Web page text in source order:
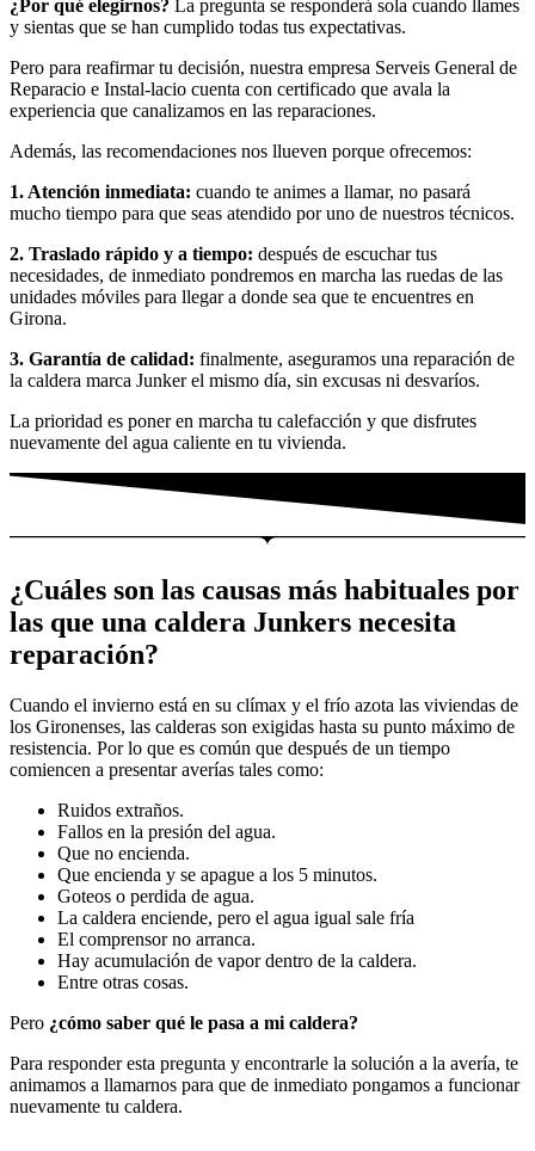
¿Por qué elegirnos? La pregunta se responderá sola cuando llames
y sientas que se han cumplido todas tus expectativas.
Pero para reafirmar tu decisión, nuestra empresa Serveis General de
Reparacio e Instal-lacio cuenta con certificado que avala la
experiencia que canalizamos en las reparaciones.
Además, las recomendaciones nos llueven porque ofrecemos:
1. Atención inmediata: cuando te animes a llamar, no pasará
mucho tiempo para que seas atendido por uno de nuestros técnicos.
2. Traslado rápido y a tiempo: después de escuchar tus
necesidades, de inmediato pondremos en marcha las ruedas de las
unidades móviles para llegar a donde sea que te encuentres en
Girona.
3. Garantía de calidad: finalmente, aseguramos una reparación de
la caldera marca Junker el mismo día, sin excusas ni desvaríos.
La prioridad es poner en marcha tu calefacción y que disfrutes
nuevamente del agua caliente en tu vivienda.
¿Cuáles son las causas más habituales por
las que una caldera Junkers necesita
reparación?
Cuando el invierno está en su clímax y el frío azota las viviendas de
los Gironenses, las calderas son exigidas hasta su punto máximo de
resistencia. Por lo que es común que después de un tiempo
comiencen a presentar averías tales como:
Ruidos extraños.
Fallos en la presión del agua.
Que no encienda.
Que encienda y se apague a los 5 minutos.
Goteos o perdida de agua.
La caldera enciende, pero el agua igual sale fría
El comprensor no arranca.
Hay acumulación de vapor dentro de la caldera.
Entre otras cosas.
Pero ¿cómo saber qué le pasa a mi caldera?
Para responder esta pregunta y encontrarle la solución a la avería, te
animamos a llamarnos para que de inmediato pongamos a funcionar
nuevamente tu caldera.